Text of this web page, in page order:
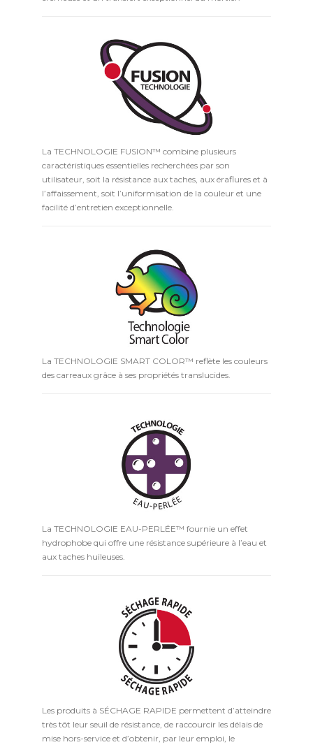
La TECHNOLOGIE FUSION™ combine plusieurs
caractéristiques essentielles recherchées par son
utilisateur, soit la résistance aux taches, aux éraflures et à
l’affaissement, soit l’uniformisation de la couleur et une
facilité d’entretien exceptionnelle.
La TECHNOLOGIE SMART COLOR™ reflète les couleurs
des carreaux grâce à ses propriétés translucides.
La TECHNOLOGIE EAU-PERLÉE™ fournie un effet
hydrophobe qui offre une résistance supérieure à l’eau et
aux taches huileuses.
Les produits à SÉCHAGE RAPIDE permettent d’atteindre
très tôt leur seuil de résistance, de raccourcir les délais de
mise hors-service et d’obtenir, par leur emploi, le